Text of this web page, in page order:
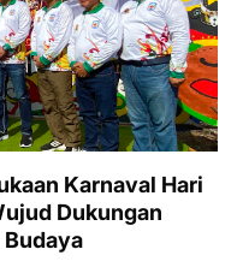
Karnaval Hari
Dukungan
Budaya